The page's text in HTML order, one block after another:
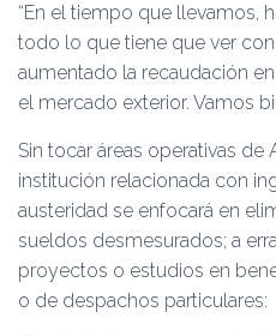
“En el tiempo que llevamos,
todo lo que tiene que ver con
aumentado la recaudación
el mercado exterior. Vamos
Sin tocar áreas operativas de
institución relacionada con
austeridad se enfocará en
sueldos desmesurados; a
proyectos o estudios en
o de despachos particulares: